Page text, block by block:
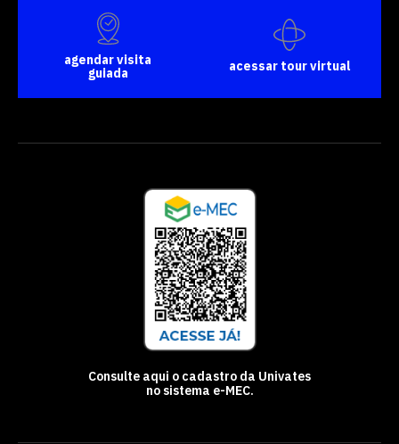
agendar visita
guiada
acessar tour virtual
Consulte aqui o cadastro da Univates
no sistema e-MEC.